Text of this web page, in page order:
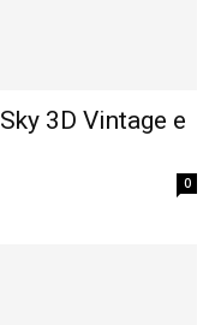
3D Vintage e
0